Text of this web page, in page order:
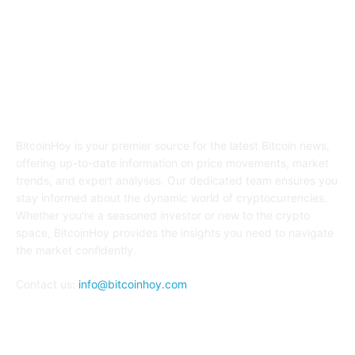
info@bitcoinhoy.com